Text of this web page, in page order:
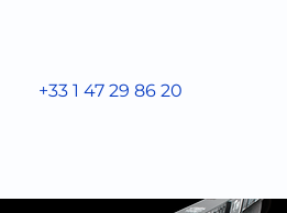
+33 1 47 29 86 20